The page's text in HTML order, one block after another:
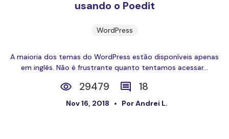
usando o Poedit
WordPress
A maioria dos temas do WordPress estão disponíveis apenas
em inglês. Não é frustrante quanto tentamos acessar...
29479 18
Nov 16, 2018 Por Andrei L.